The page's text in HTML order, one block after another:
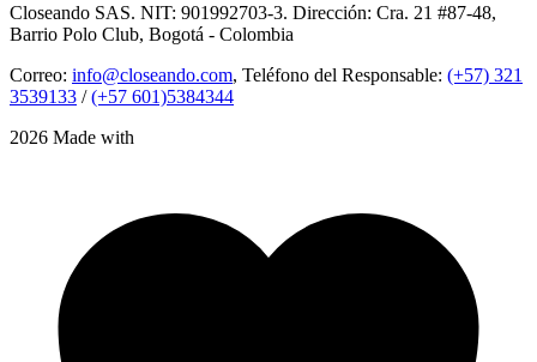
Closeando SAS. NIT: 901992703-3. Dirección: Cra. 21 #87-48,
Barrio Polo Club, Bogotá - Colombia
Correo: info@closeando.com, Teléfono del Responsable: (+57) 321
3539133 /(+57 601)5384344
2026 Made with